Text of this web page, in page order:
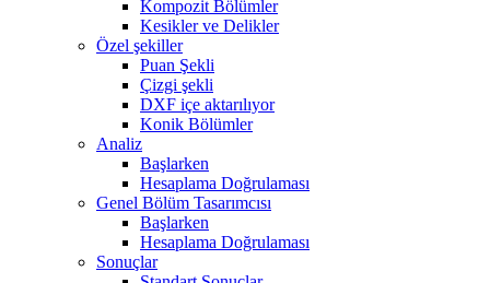
Kompozit Bölümler
Kesikler ve Delikler
Özel şekiller
Puan Şekli
Çizgi şekli
DXF içe aktarılıyor
Konik Bölümler
Analiz
Başlarken
Hesaplama Doğrulaması
Genel Bölüm Tasarımcısı
Başlarken
Hesaplama Doğrulaması
Sonuçlar